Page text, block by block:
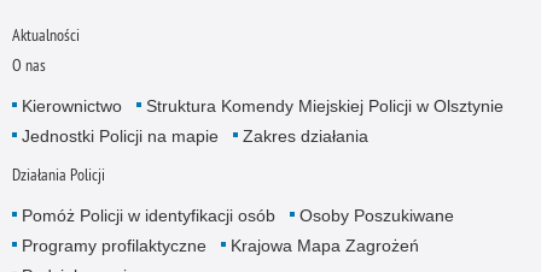
Aktualności
O nas
Kierownictwo
Struktura Komendy Miejskiej Policji w Olsztynie
Jednostki Policji na mapie
Zakres działania
Działania Policji
Pomóż Policji w identyfikacji osób
Osoby Poszukiwane
Programy profilaktyczne
Krajowa Mapa Zagrożeń